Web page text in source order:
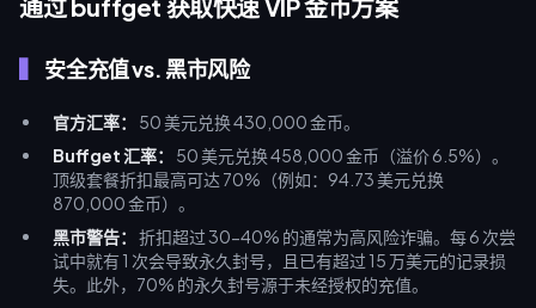
通过 buffget 获取快速 VIP 金币方案
安全充值 vs. 黑市风险
官方汇率：
50 美元兑换 430,000 金币。
Buffget 汇率：
50 美元兑换 458,000 金币（溢价 6.5%）。
顶级套餐折扣最高可达 70%（例如：94.73 美元兑换
870,000 金币）。
黑市警告：
折扣超过 30-40% 的通常为高风险诈骗。每 6 次尝
试中就有 1 次会导致永久封号，且已有超过 15 万美元的记录损
失。此外，70% 的永久封号源于未经授权的充值。